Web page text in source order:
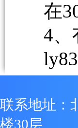
在
4、
联系地址：
楼30层